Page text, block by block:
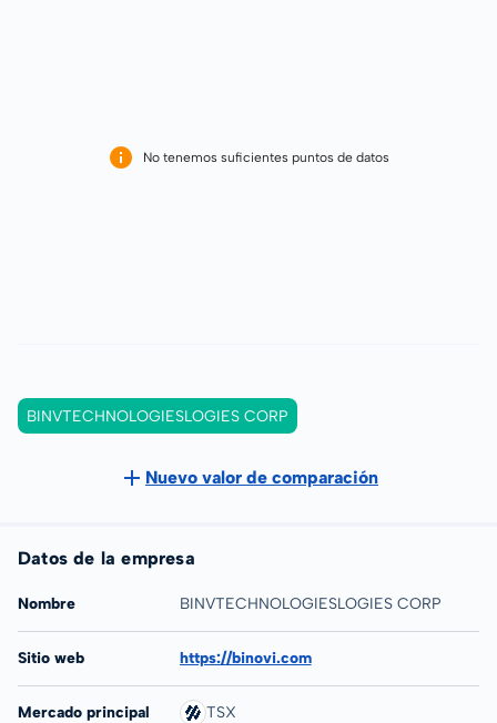
No tenemos suficientes puntos de datos
BINVTECHNOLOGIESLOGIES CORP
Nuevo valor de comparación
Datos de la empresa
Nombre BINVTECHNOLOGIESLOGIES CORP
Sitio web https://binovi.com
Mercado principal TSX